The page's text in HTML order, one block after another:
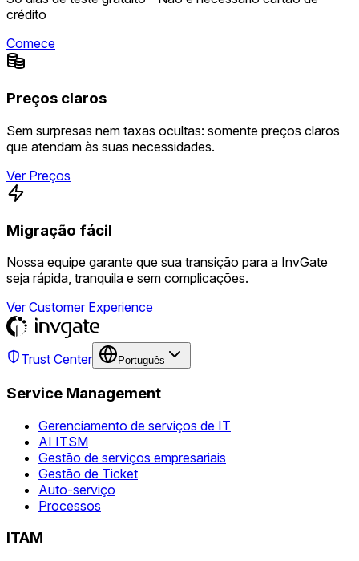
crédito
Comece
Preços claros
Sem surpresas nem taxas ocultas: somente preços claros
que atendam às suas necessidades.
Ver Preços
Migração fácil
Nossa equipe garante que sua transição para a InvGate
seja rápida, tranquila e sem complicações.
Ver Customer Experience
Trust Center Português
Service Management
Gerenciamento de serviços de IT
AI ITSM
Gestão de serviços empresariais
Gestão de Ticket
Auto-serviço
Processos
ITAM